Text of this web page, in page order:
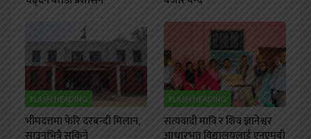
FLASH HEADING
भीमदत्तमा फेरि दरबन्दी मिलान,
FLASH HEADING
सत्यवादी मावि र शिव ज्ञानेश्वर